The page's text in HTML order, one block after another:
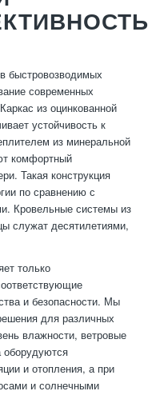
быстровозводимых
современных
из оцинкованной
устойчивость к
из минеральной
комфортный
Такая конструкция
по сравнению с
Кровельные системы из
служат десятилетиями,
только
и безопасности. Мы
для различных
влажности, ветровые
оборудуются
и отопления, а при
и солнечными